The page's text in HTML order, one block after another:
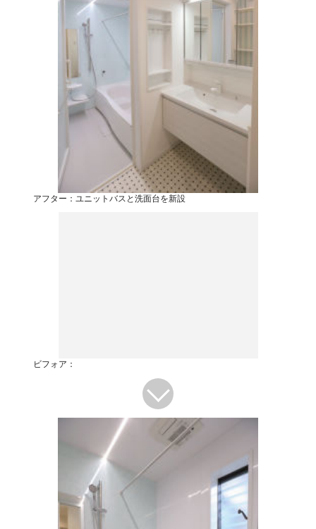
アフター：ユニットバスと洗面台を新設
ビフォア：